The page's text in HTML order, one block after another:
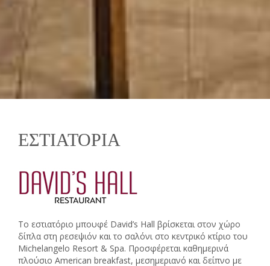
ΕΣΤΙΑΤΟΡΙΑ
Το εστιατόριο μπουφέ David’s Hall βρίσκεται στον χώρο
δίπλα στη ρεσεψιόν και το σαλόνι στο κεντρικό κτίριο του
Michelangelo Resort & Spa. Προσφέρεται καθημερινά
πλούσιο American breakfast, μεσημεριανό και δείπνο με